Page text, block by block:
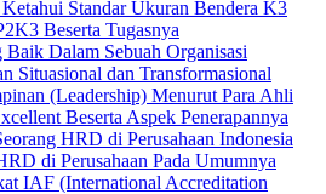
Ketahui Standar Ukuran Bendera K3
Beserta Tugasnya
Dalam Sebuah Organisasi
Situasional dan Transformasional
(Leadership) Menurut Para Ahli
Beserta Aspek Penerapannya
HRD di Perusahaan Indonesia
di Perusahaan Pada Umumnya
IAF (International Accreditation